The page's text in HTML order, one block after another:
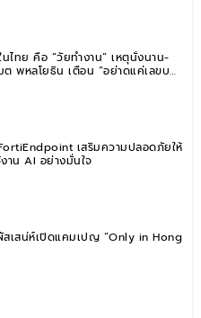
ไทย คือ “วัยทำงาน” เหตุนั่งนาน-
พหลโยธิน เตือน “อย่าดูแค่เลขบน
เสริมความปลอดภัยให้
าน AI อย่างมั่นใจ
สเสน่ห์เปิดแคมเปญ “Only in Hong